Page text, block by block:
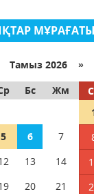
МҰРАҒАТЫ
Тамыз 2026 »
Бс Жм
5 6 7
13 14
20 21